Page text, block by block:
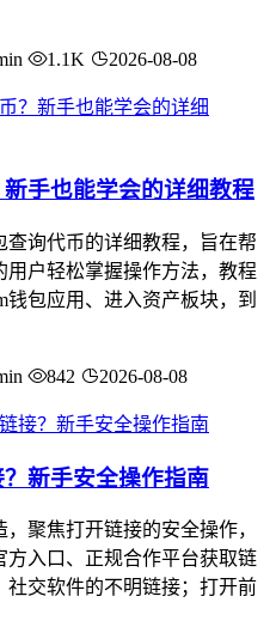
1.1K 2026-08-08
手也能学会的详细教程
查询代币的详细教程，旨在帮
用户轻松掌握操作方法，教程
包应用、进入资产板块，到
842 2026-08-08
新手安全操作指南
聚焦打开链接的安全操作，
方入口、正规合作平台获取链
社交软件的不明链接；打开前